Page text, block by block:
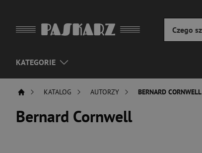
KATEGORIE
KATALOG AUTORZY BERNARD CORNWELL
Bernard Cornwell